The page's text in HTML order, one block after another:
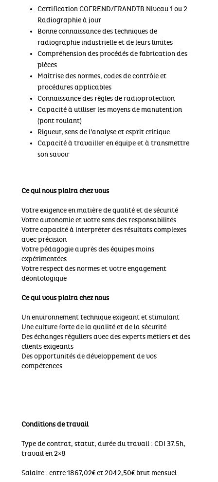
Certification COFREND/FRANDTB Niveau 1 ou 2
Radiographie à jour
Bonne connaissance des techniques de
radiographie industrielle et de leurs limites
Compréhension des procédés de fabrication des
pièces
Maîtrise des normes, codes de contrôle et
procédures applicables
Connaissance des règles de radioprotection
Capacité à utiliser les moyens de manutention
(pont roulant)
Rigueur, sens de l’analyse et esprit critique
Capacité à travailler en équipe et à transmettre
son savoir
Ce qui nous plaira chez vous
Votre exigence en matière de qualité et de sécurité
Votre autonomie et votre sens des responsabilités
Votre capacité à interpréter des résultats complexes
avec précision
Votre pédagogie auprès des équipes moins
expérimentées
Votre respect des normes et votre engagement
déontologique
Ce qui vous plaira chez nous
Un environnement technique exigeant et stimulant
Une culture forte de la qualité et de la sécurité
Des échanges réguliers avec des experts métiers et des
clients exigeants
Des opportunités de développement de vos
compétences
Conditions de travail
Type de contrat, statut, durée du travail : CDI 37.5h,
travail en 2×8
Salaire : entre 1867,02€ et 2042,50€ brut mensuel